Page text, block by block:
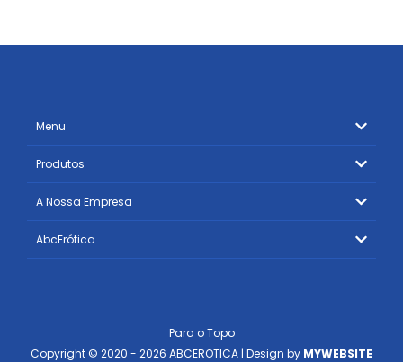
Menu
Produtos
A Nossa Empresa
AbcErótica
Copyright © 2020 - 2026 ABCEROTICA | Design by MYWEBSITE
Para o Topo